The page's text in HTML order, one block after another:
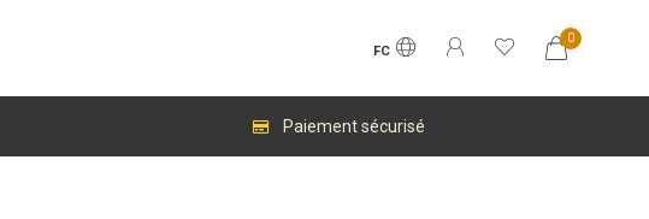
FC
0
Paiement sécurisé